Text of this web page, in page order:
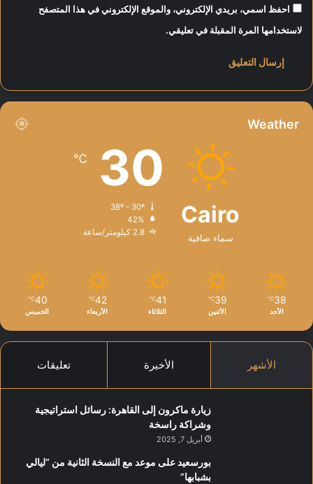
ص
احفظ اسمي، بريدي الإلكتروني، والموقع الإلكتروني في هذا المتصفح
لاستخدامها المرة المقبلة في تعليقي.
Weather
Cairo
سماء صافية
30
℃
42%
2.8 كيلومتر/ساعة
38
℃
الأحد
39
℃
الأثنين
41
℃
الثلاثاء
42
℃
الأربعاء
40
℃
الخميس
الأشهر الأخيرة تعليقات
زيارة ماكرون إلى القاهرة: رسائل استراتيجية
وشراكة راسخة
أبريل 7, 2025
بورسعيد على موعد مع النسخة الثانية من “ليالي
بشبابها”